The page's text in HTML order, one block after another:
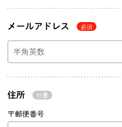
メールアドレス
住所
〒郵便番号